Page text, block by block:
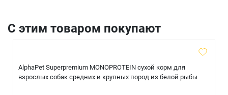
С этим товаром покупают
AlphaPet Superpremium MONOPROTEIN сухой корм для
взрослых собак средних и крупных пород из белой рыбы